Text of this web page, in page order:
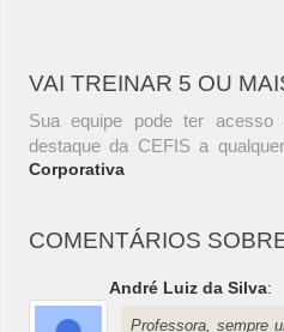
VAI TREINAR 5 OU
Sua equipe pode ter
destaque da CEFIS a
Corporativa
COMENTÁRIOS
André Luiz da Silva:
Professora, sempre